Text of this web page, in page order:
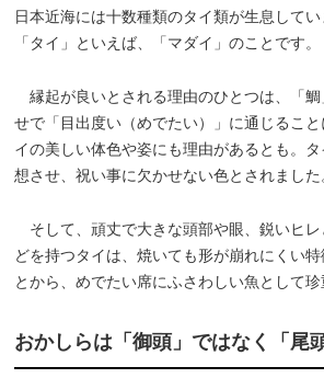
日本近海には十数種類のタイ類が生息して
「タイ」といえば、「マダイ」のことです。
縁起が良いとされる理由のひとつは、「
せで「目出度い（めでたい）」に通じるこ
イの美しい体色や姿にも理由があるとも。
想させ、祝い事に欠かせない色とされました
そして、頑丈で大きな頭部や眼、鋭いヒ
どを持つタイは、焼いても形が崩れにくい
とから、めでたい席にふさわしい魚として珍
おかしらは「御頭」ではなく「尾頭